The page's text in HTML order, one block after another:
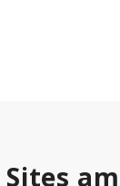
Sites